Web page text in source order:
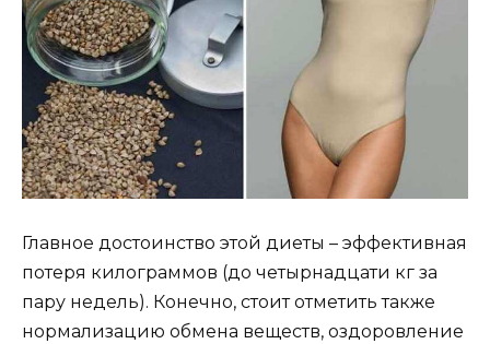
Главное достоинство этой диеты – эффективная
потеря килограммов (до четырнадцати кг за
пару недель). Конечно, стоит отметить также
нормализацию обмена веществ, оздоровление